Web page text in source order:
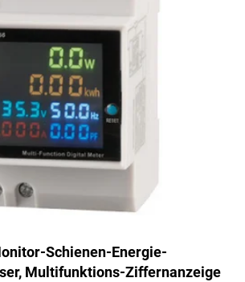
Schienen-Energie-
Multifunktions-Ziffernanzeige